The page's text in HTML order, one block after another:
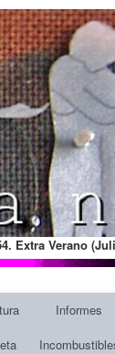
Extra Verano
Informes